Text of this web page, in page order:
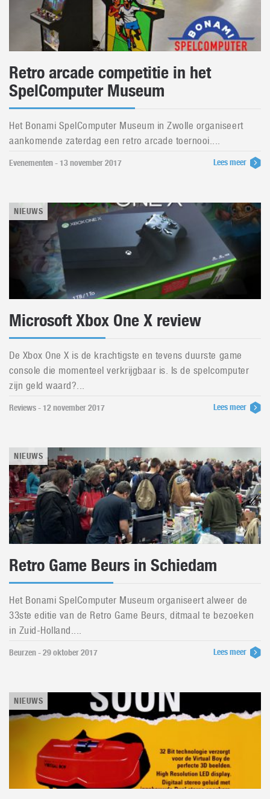
Retro arcade competitie in het
SpelComputer Museum
Het Bonami SpelComputer Museum in Zwolle organiseert
aankomende zaterdag een retro arcade toernooi....
Evenementen - 13 november 2017 Lees meer
NIEUWS
Microsoft Xbox One X review
De Xbox One X is de krachtigste en tevens duurste game
console die momenteel verkrijgbaar is. Is de spelcomputer
zijn geld waard?...
Reviews - 12 november 2017 Lees meer
NIEUWS
Retro Game Beurs in Schiedam
Het Bonami SpelComputer Museum organiseert alweer de
33ste editie van de Retro Game Beurs, ditmaal te bezoeken
in Zuid-Holland....
Beurzen - 29 oktober 2017 Lees meer
NIEUWS